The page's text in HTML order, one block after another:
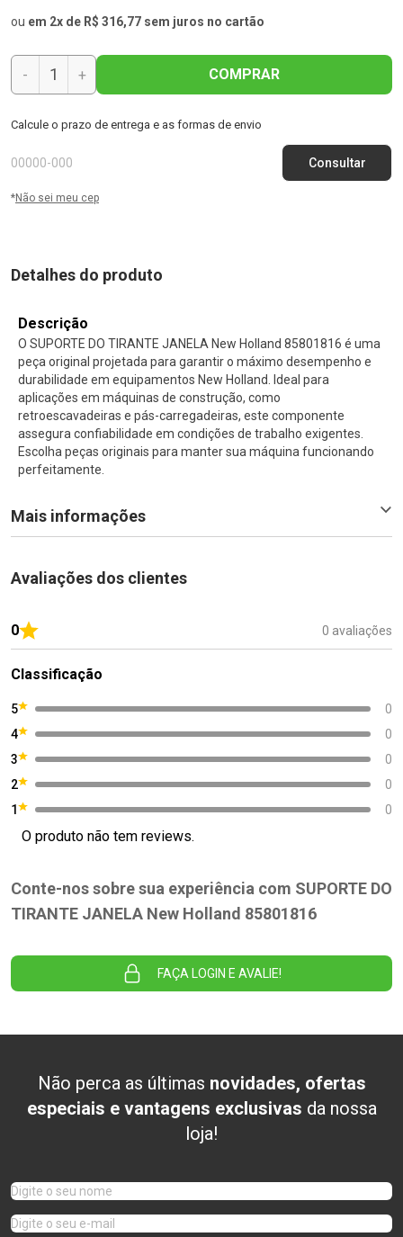
ou em 2x de R$ 316,77 sem juros no cartão
- + COMPRAR
Calcule o prazo de entrega e as formas de envio
*Não sei meu cep
Detalhes do produto
Descrição
O SUPORTE DO TIRANTE JANELA New Holland 85801816 é uma
peça original projetada para garantir o máximo desempenho e
durabilidade em equipamentos New Holland. Ideal para
aplicações em máquinas de construção, como
retroescavadeiras e pás-carregadeiras, este componente
assegura confiabilidade em condições de trabalho exigentes.
Escolha peças originais para manter sua máquina funcionando
perfeitamente.
Mais informações
Avaliações dos clientes
0 0 avaliações
Classificação
5
0
4
0
3
0
2
0
1
0
O produto não tem reviews.
Conte-nos sobre sua experiência com SUPORTE DO
TIRANTE JANELA New Holland 85801816
FAÇA LOGIN E AVALIE!
Não perca as últimas novidades, ofertas
especiais e vantagens exclusivas da nossa
loja!